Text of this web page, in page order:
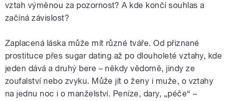
vztah výměnou za pozornost? A kde končí souhlas a
začíná závislost?
Zaplacená láska může mít různé tváře. Od přiznané
prostituce přes sugar dating až po dlouholeté vztahy, kde
jeden dává a druhý bere – někdy vědomě, jindy ze
zoufalství nebo zvyku. Může jít o ženy i muže, o vztahy
na jednu noc i o manželství. Peníze, dary, „péče“ –